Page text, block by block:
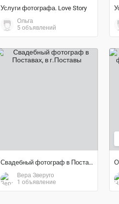
Услуги фотографа. Love Story
Ольга
5 объявлений
Свадебный фотограф в Поставах
Вера Зверуго
1 объявление